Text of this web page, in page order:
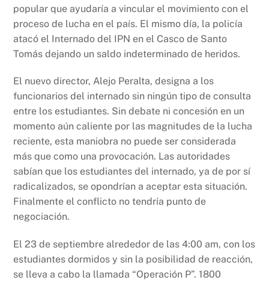
popular que ayudaría a vincular el movimiento con el
proceso de lucha en el país. El mismo día, la policía
atacó el Internado del IPN en el Casco de Santo
Tomás dejando un saldo indeterminado de heridos.
El nuevo director, Alejo Peralta, designa a los
funcionarios del internado sin ningún tipo de consulta
entre los estudiantes. Sin debate ni concesión en un
momento aún caliente por las magnitudes de la lucha
reciente, esta maniobra no puede ser considerada
más que como una provocación. Las autoridades
sabían que los estudiantes del internado, ya de por sí
radicalizados, se opondrían a aceptar esta situación.
Finalmente el conflicto no tendría punto de
negociación.
El 23 de septiembre alrededor de las 4:00 am, con los
estudiantes dormidos y sin la posibilidad de reacción,
se lleva a cabo la llamada “Operación P”. 1800